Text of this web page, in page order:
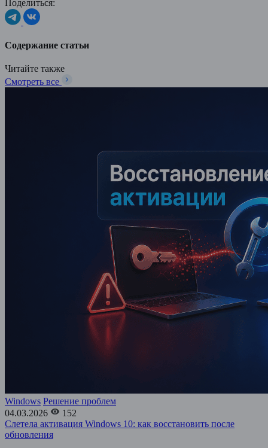
Поделиться:
Содержание статьи
Читайте также
Смотреть все
Windows Решение проблем
04.03.2026
152
Слетела активация Windows 10: как восстановить после
обновления